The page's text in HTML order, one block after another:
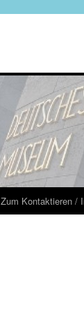
Zum Kontaktieren /